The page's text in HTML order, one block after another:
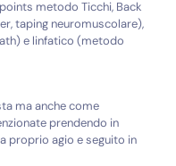
metodo Ticchi, Back
taping neuromuscolare),
e linfatico (metodo
ma anche come
prendendo in
proprio agio e seguito in